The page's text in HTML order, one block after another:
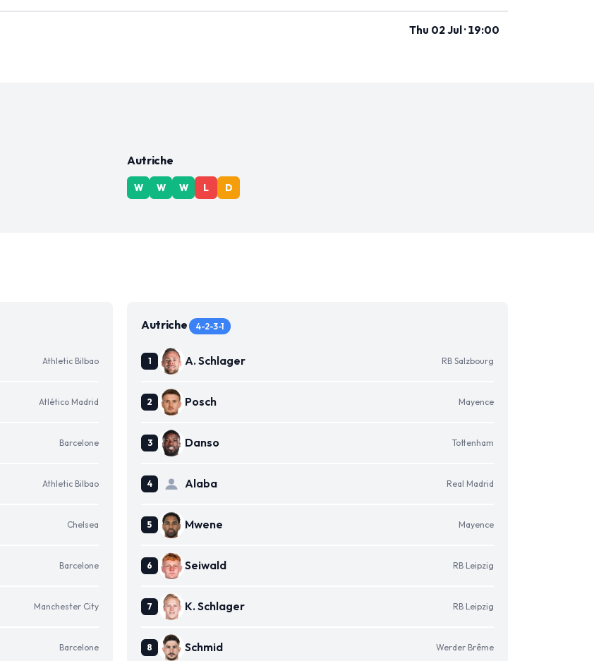
Thu 02 Jul · 19:00
Autriche
W W W L D
Athletic Bilbao
Atlético Madrid
Barcelone
Athletic Bilbao
Chelsea
Barcelone
Manchester City
Barcelone
Autriche 4-2-3-1
A. Schlager RB Salzbourg
Posch Mayence
Danso Tottenham
Alaba Real Madrid
Mwene Mayence
Seiwald RB Leipzig
K. Schlager RB Leipzig
Schmid Werder Brême